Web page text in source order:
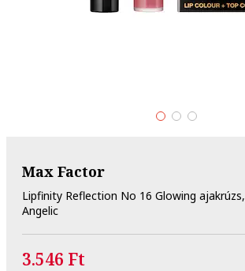
Max Factor
Lipfinity Reflection No 16 Glowing ajakrúzs,
Angelic
3.546 Ft